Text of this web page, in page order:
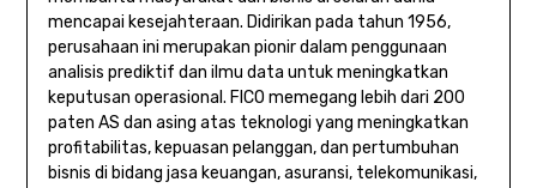
mencapai kesejahteraan. Didirikan pada tahun 1956,
perusahaan ini merupakan pionir dalam penggunaan
analisis prediktif dan ilmu data untuk meningkatkan
keputusan operasional. FICO memegang lebih dari 200
paten AS dan asing atas teknologi yang meningkatkan
profitabilitas, kepuasan pelanggan, dan pertumbuhan
bisnis di bidang jasa keuangan, asuransi, telekomunikasi,